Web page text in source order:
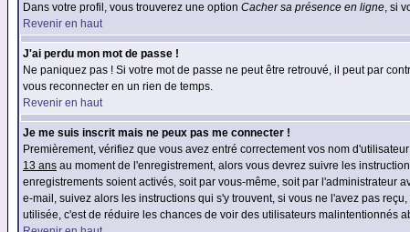
Dans votre profil, vous trouverez une option Cacher sa présence en ligne, si
Revenir en haut
J'ai perdu mon mot de passe !
Ne paniquez pas ! Si votre mot de passe ne peut être retrouvé, il peut par
vous reconnecter en un rien de temps.
Revenir en haut
Je me suis inscrit mais ne peux pas me connecter !
Premièrement, vérifiez que vous avez entré correctement vos nom
13 ans au moment de l'enregistrement, alors vous devrez suivre les
enregistrements soient activés, soit par vous-même, soit par l'administrateur
e-mail, suivez alors les instructions qui s'y trouvent, si vous ne l'avez pas
utilisée, c'est de réduire les chances de voir des utilisateurs malintentionnés